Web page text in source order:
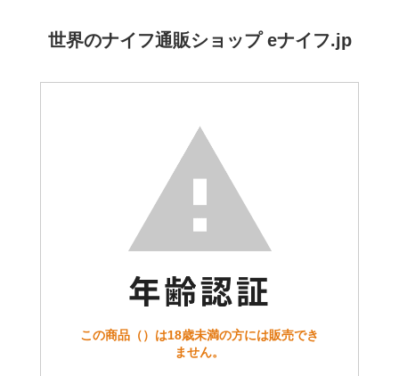
世界のナイフ通販ショップ eナイフ.jp
この商品（）は18歳未満の方には販売でき
ません。